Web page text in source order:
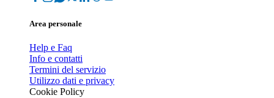
Area personale
Help e Faq
Info e contatti
Termini del servizio
Utilizzo dati e privacy
Cookie Policy